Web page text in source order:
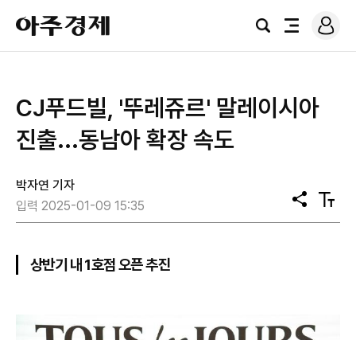
아
주
경
검
전
로
그
CJ푸드빌, '뚜레쥬르' 말레이시아
진출...동남아 확장 속도
박자연 기자
입력 2025-01-09 15:35
공
유
텍
스
상반기 내 1호점 오픈 추진